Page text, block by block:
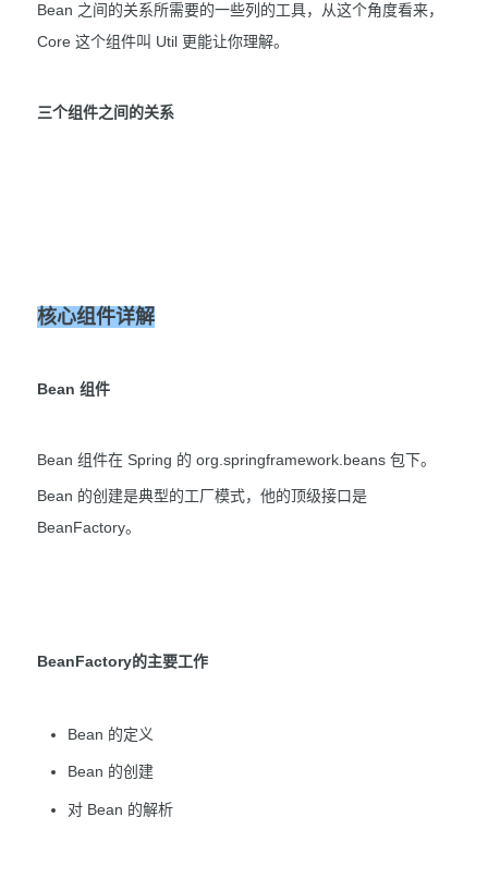
Bean 之间的关系所需要的一些列的工具，从这个角度看来，
Core 这个组件叫 Util 更能让你理解。
三个组件之间的关系
核心组件详解
Bean 组件
Bean 组件在 Spring 的 org.springframework.beans 包下。
Bean 的创建是典型的工厂模式，他的顶级接口是
BeanFactory。
BeanFactory的主要工作
Bean 的定义
Bean 的创建
对 Bean 的解析